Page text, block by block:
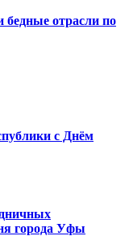
отрасли по
с Днём
города Уфы